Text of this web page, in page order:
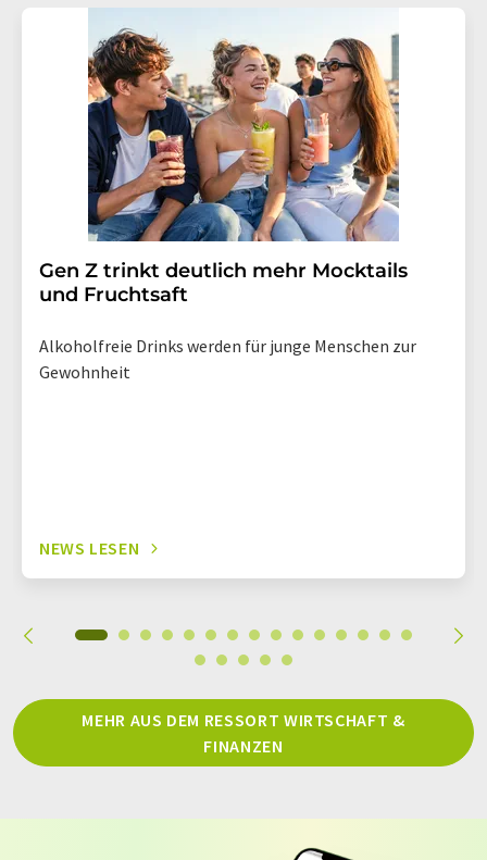
Gen Z trinkt deutlich mehr Mocktails
und Fruchtsaft
Alkoholfreie Drinks werden für junge Menschen zur
Gewohnheit
NEWS LESEN
MEHR AUS DEM RESSORT WIRTSCHAFT &
FINANZEN